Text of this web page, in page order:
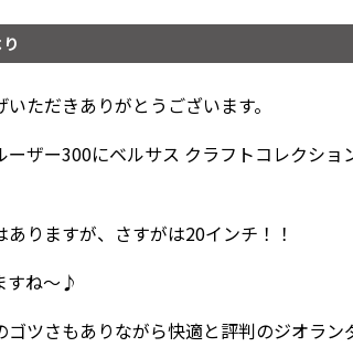
ただきありがとうございます。
ーザー300にベルサス クラフトコレクシ
りますが、さすがは20インチ！！
すね〜♪
ゴツさもありながら快適と評判のジオラン